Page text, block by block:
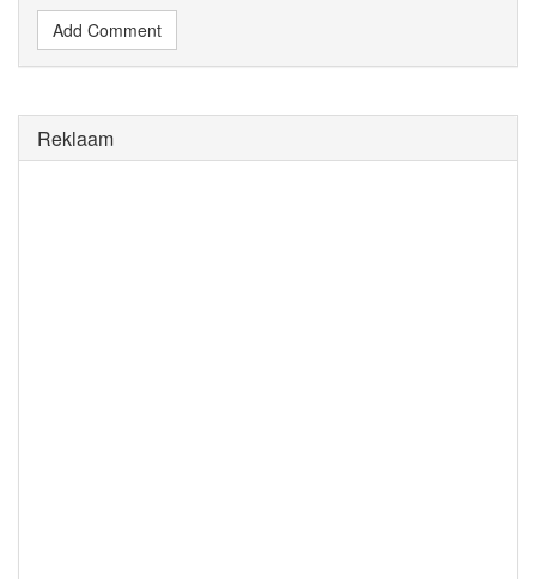
Add Comment
Reklaam